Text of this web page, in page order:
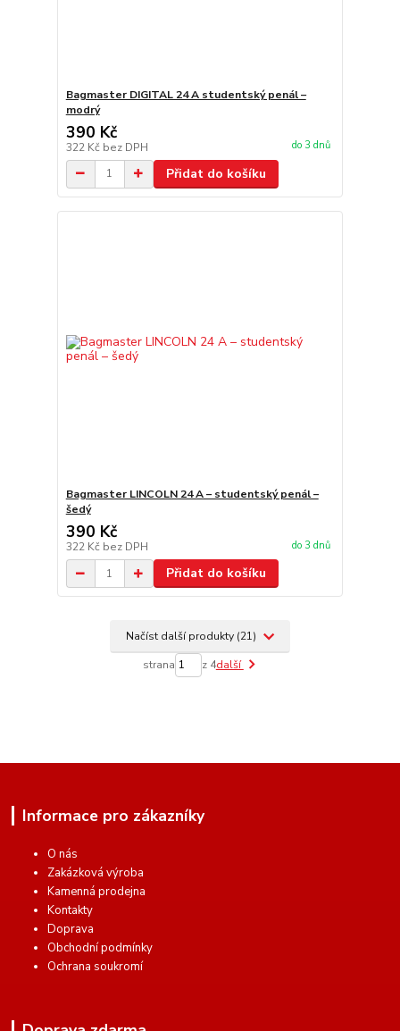
Bagmaster DIGITAL 24 A studentský penál –
modrý
390 Kč
322 Kč bez DPH do 3 dnů
Přidat do košíku
Bagmaster LINCOLN 24 A – studentský penál –
šedý
390 Kč
322 Kč bez DPH do 3 dnů
Přidat do košíku
Načíst další produkty (21)
strana z 4další
Informace pro zákazníky
O nás
Zakázková výroba
Kamenná prodejna
Kontakty
Doprava
Obchodní podmínky
Ochrana soukromí